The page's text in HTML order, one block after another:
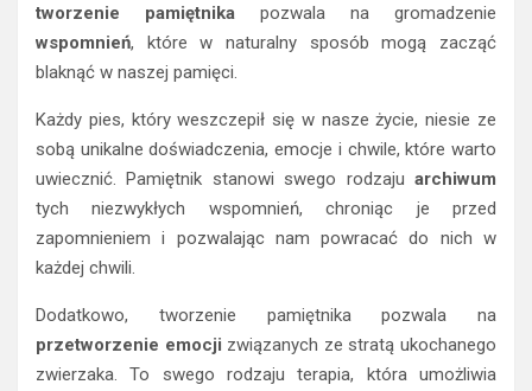
tworzenie pamiętnika pozwala na gromadzenie
wspomnień, które w naturalny sposób mogą zacząć
blaknąć w naszej pamięci.
Każdy pies, który weszczepił się w nasze życie, niesie ze
sobą unikalne doświadczenia, emocje i chwile, które warto
uwiecznić. Pamiętnik stanowi swego rodzaju archiwum
tych niezwykłych wspomnień, chroniąc je przed
zapomnieniem i pozwalając nam powracać do nich w
każdej chwili.
Dodatkowo, tworzenie pamiętnika pozwala na
przetworzenie emocji związanych ze stratą ukochanego
zwierzaka. To swego rodzaju terapia, która umożliwia